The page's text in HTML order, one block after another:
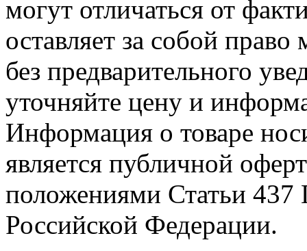
могут отличаться от
оставляет за собой право
без предварительного
уточняйте цену и
Информация о товаре
является публичной
положениями Статьи 437
Российской Федерации.